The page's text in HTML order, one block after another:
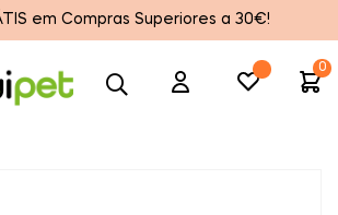
em Compras Superiores a 30€!
0